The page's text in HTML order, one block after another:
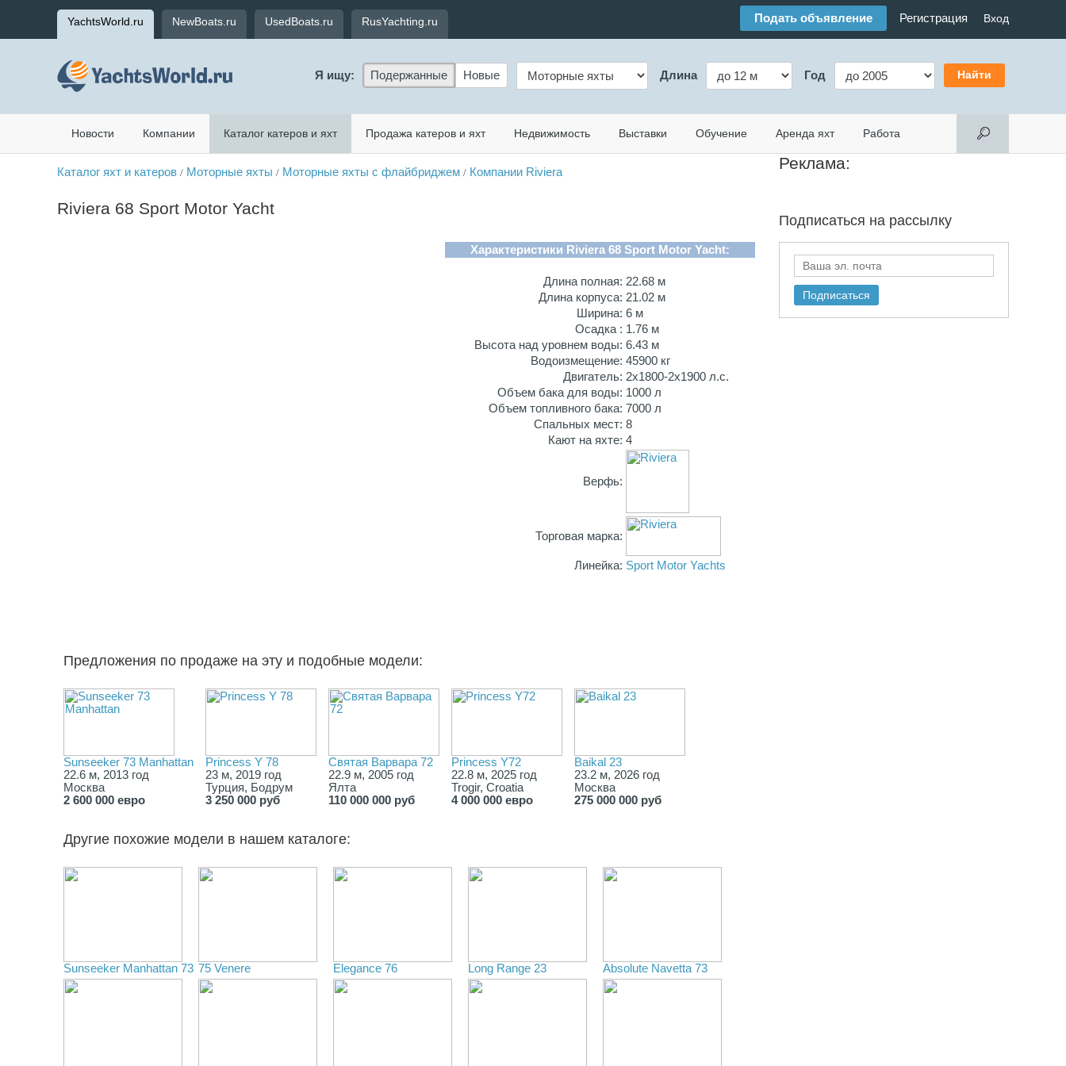
YachtsWorld.ru NewBoats.ru UsedBoats.ru RusYachting.ru Подать объявление Регистрация Вход
Я ищу: Подержанные Новые Длина Год
Новости Компании Каталог катеров и яхт Продажа катеров и яхт Недвижимость Выставки Обучение Аренда яхт Работа
Каталог яхт и катеров / Моторные яхты / Моторные яхты с флайбриджем / Компании Riviera
Riviera 68 Sport Motor Yacht
Характеристики Riviera 68 Sport Motor Yacht:
Длина полная: 22.68 м
Длина корпуса: 21.02 м
Ширина: 6 м
Осадка : 1.76 м
Высота над уровнем воды: 6.43 м
Водоизмещение: 45900 кг
Двигатель: 2x1800-2х1900 л.с.
Объем бака для воды: 1000 л
Объем топливного бака: 7000 л
Спальных мест: 8
Кают на яхте: 4
Верфь:
Торговая марка:
Линейка: Sport Motor Yachts
Предложения по продаже на эту и подобные модели:
Sunseeker 73 Manhattan
22.6 м, 2013 год
Москва
2 600 000 евро
Princess Y 78
23 м, 2019 год
Турция, Бодрум
3 250 000 руб
Святая Варвара 72
22.9 м, 2005 год
Ялта
110 000 000 руб
Princess Y72
22.8 м, 2025 год
Trogir, Croatia
4 000 000 евро
Baikal 23
23.2 м, 2026 год
Москва
275 000 000 руб
Другие похожие модели в нашем каталоге:
Sunseeker Manhattan 73 75 Venere Elegance 76 Long Range 23 Absolute Navetta 73
Реклама:
Подписаться на рассылку